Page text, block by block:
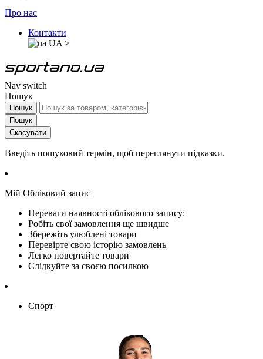
Про нас
Контакти
UA >
Nav switch
Пошук
Пошук
Пошук
Скасувати
Введіть пошуковий термін, щоб переглянути підказки.
Мій Обліковий запис
Переваги наявності облікового запису:
Робіть свої замовлення ще швидше
Збережіть улюблені товари
Перевірте свою історію замовлень
Легко повертайте товари
Слідкуйте за своєю посилкою
Спорт